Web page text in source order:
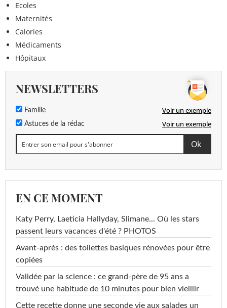
Ecoles
Maternités
Calories
Médicaments
Hôpitaux
NEWSLETTERS
Famille Voir un exemple
Astuces de la rédac Voir un exemple
EN CE MOMENT
Katy Perry, Laeticia Hallyday, Slimane... Où les stars
passent leurs vacances d'été ? PHOTOS
Avant-après : des toilettes basiques rénovées pour être
copiées
Validée par la science : ce grand-père de 95 ans a
trouvé une habitude de 10 minutes pour bien vieillir
Cette recette donne une seconde vie aux salades un